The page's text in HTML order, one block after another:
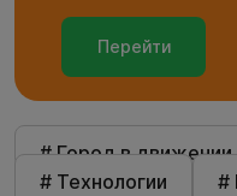
Перейти
# Город в движении
# Технологии
#